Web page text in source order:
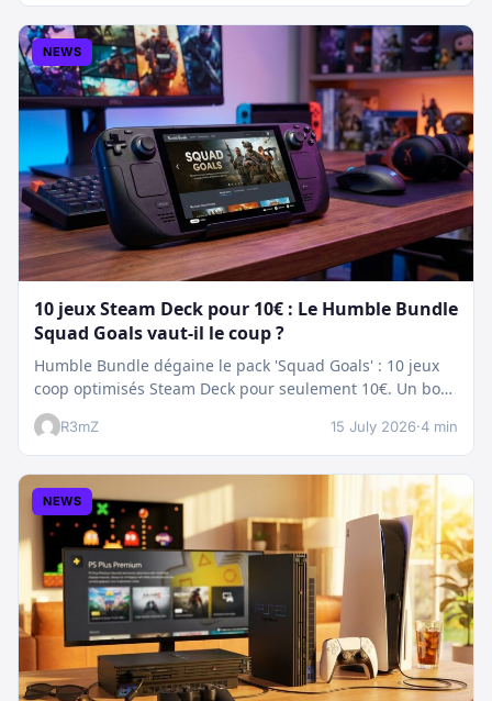
NEWS
10 jeux Steam Deck pour 10€ : Le Humble Bundle
Squad Goals vaut-il le coup ?
Humble Bundle dégaine le pack 'Squad Goals' : 10 jeux
coop optimisés Steam Deck pour seulement 10€. Un bon
plan…
R3mZ 15 July 2026·4 min
NEWS